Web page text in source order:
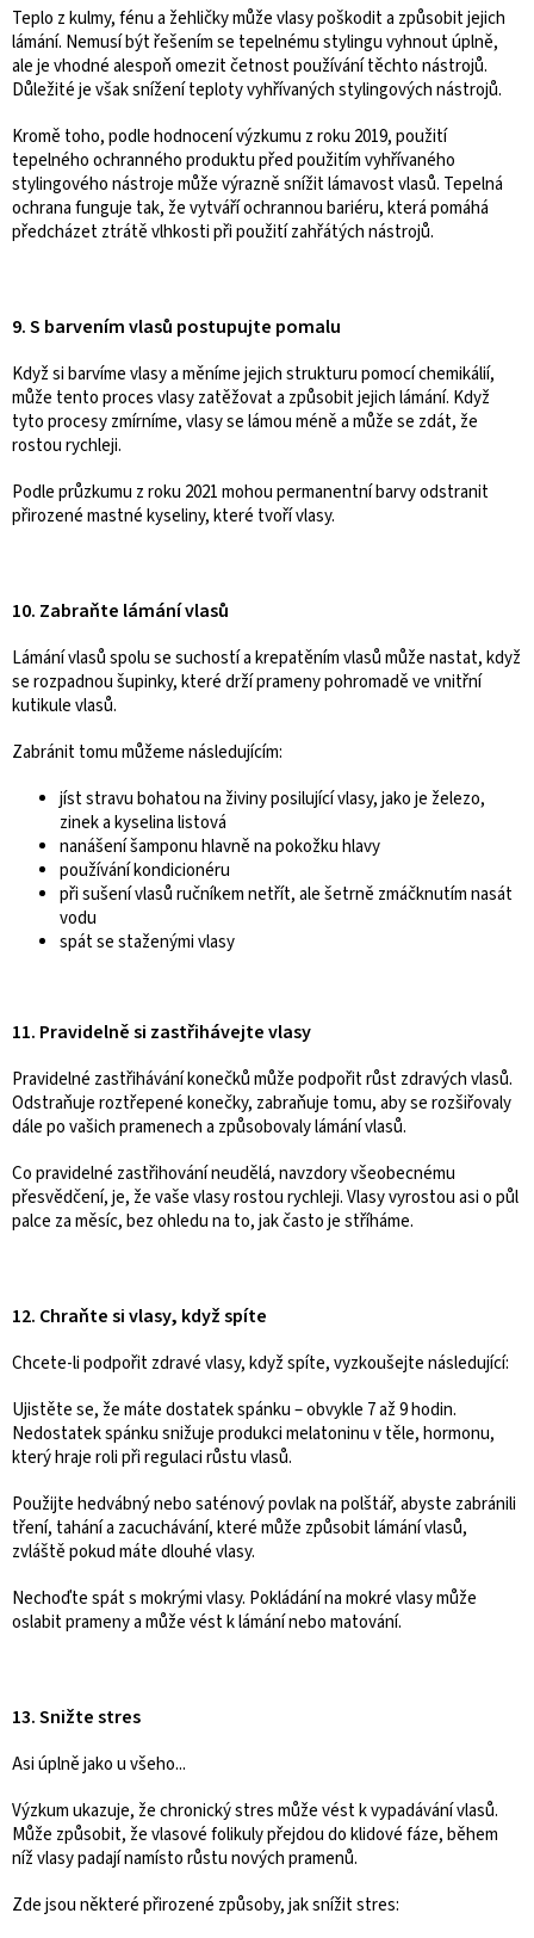
Teplo z kulmy, fénu a žehličky může vlasy poškodit a způsobit jejich
lámání. Nemusí být řešením se tepelnému stylingu vyhnout úplně,
ale je vhodné alespoň omezit četnost používání těchto nástrojů.
Důležité je však snížení teploty vyhřívaných stylingových nástrojů.
Kromě toho, podle hodnocení výzkumu z roku 2019, použití
tepelného ochranného produktu před použitím vyhřívaného
stylingového nástroje může výrazně snížit lámavost vlasů. Tepelná
ochrana funguje tak, že vytváří ochrannou bariéru, která pomáhá
předcházet ztrátě vlhkosti při použití zahřátých nástrojů.
9. S barvením vlasů postupujte pomalu
Když si barvíme vlasy a měníme jejich strukturu pomocí chemikálií,
může tento proces vlasy zatěžovat a způsobit jejich lámání. Když
tyto procesy zmírníme, vlasy se lámou méně a může se zdát, že
rostou rychleji.
Podle průzkumu z roku 2021 mohou permanentní barvy odstranit
přirozené mastné kyseliny, které tvoří vlasy.
10. Zabraňte lámání vlasů
Lámání vlasů spolu se suchostí a krepatěním vlasů může nastat, když
se rozpadnou šupinky, které drží prameny pohromadě ve vnitřní
kutikule vlasů.
Zabránit tomu můžeme následujícím:
jíst stravu bohatou na živiny posilující vlasy, jako je železo,
zinek a kyselina listová
nanášení šamponu hlavně na pokožku hlavy
používání kondicionéru
při sušení vlasů ručníkem netřít, ale šetrně zmáčknutím nasát
vodu
spát se staženými vlasy
11. Pravidelně si zastřihávejte vlasy
Pravidelné zastřihávání konečků může podpořit růst zdravých vlasů.
Odstraňuje roztřepené konečky, zabraňuje tomu, aby se rozšiřovaly
dále po vašich pramenech a způsobovaly lámání vlasů.
Co pravidelné zastřihování neudělá, navzdory všeobecnému
přesvědčení, je, že vaše vlasy rostou rychleji. Vlasy vyrostou asi o půl
palce za měsíc, bez ohledu na to, jak často je stříháme.
12. Chraňte si vlasy, když spíte
Chcete-li podpořit zdravé vlasy, když spíte, vyzkoušejte následující:
Ujistěte se, že máte dostatek spánku – obvykle 7 až 9 hodin.
Nedostatek spánku snižuje produkci melatoninu v těle, hormonu,
který hraje roli při regulaci růstu vlasů.
Použijte hedvábný nebo saténový povlak na polštář, abyste zabránili
tření, tahání a zacuchávání, které může způsobit lámání vlasů,
zvláště pokud máte dlouhé vlasy.
Nechoďte spát s mokrými vlasy. Pokládání na mokré vlasy může
oslabit prameny a může vést k lámání nebo matování.
13. Snižte stres
Asi úplně jako u všeho...
Výzkum ukazuje, že chronický stres může vést k vypadávání vlasů.
Může způsobit, že vlasové folikuly přejdou do klidové fáze, během
níž vlasy padají namísto růstu nových pramenů.
Zde jsou některé přirozené způsoby, jak snížit stres: